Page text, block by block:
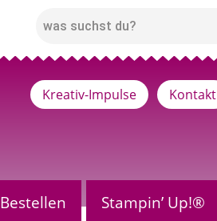
Kreativ-Impulse Kontakt
Bestellen Stampin’ Up!®